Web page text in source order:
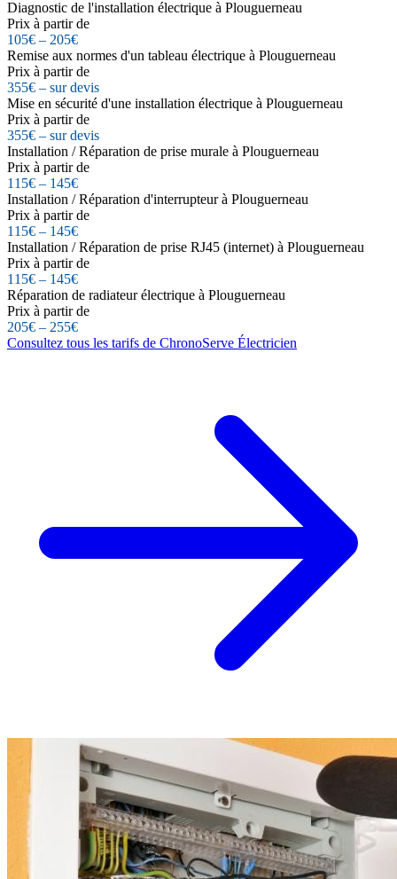
Diagnostic de l'installation électrique à Plouguerneau
Prix à partir de
105€ – 205€
Remise aux normes d'un tableau électrique à Plouguerneau
Prix à partir de
355€ – sur devis
Mise en sécurité d'une installation électrique à Plouguerneau
Prix à partir de
355€ – sur devis
Installation / Réparation de prise murale à Plouguerneau
Prix à partir de
115€ – 145€
Installation / Réparation d'interrupteur à Plouguerneau
Prix à partir de
115€ – 145€
Installation / Réparation de prise RJ45 (internet) à Plouguerneau
Prix à partir de
115€ – 145€
Réparation de radiateur électrique à Plouguerneau
Prix à partir de
205€ – 255€
Consultez tous les tarifs de ChronoServe Électricien